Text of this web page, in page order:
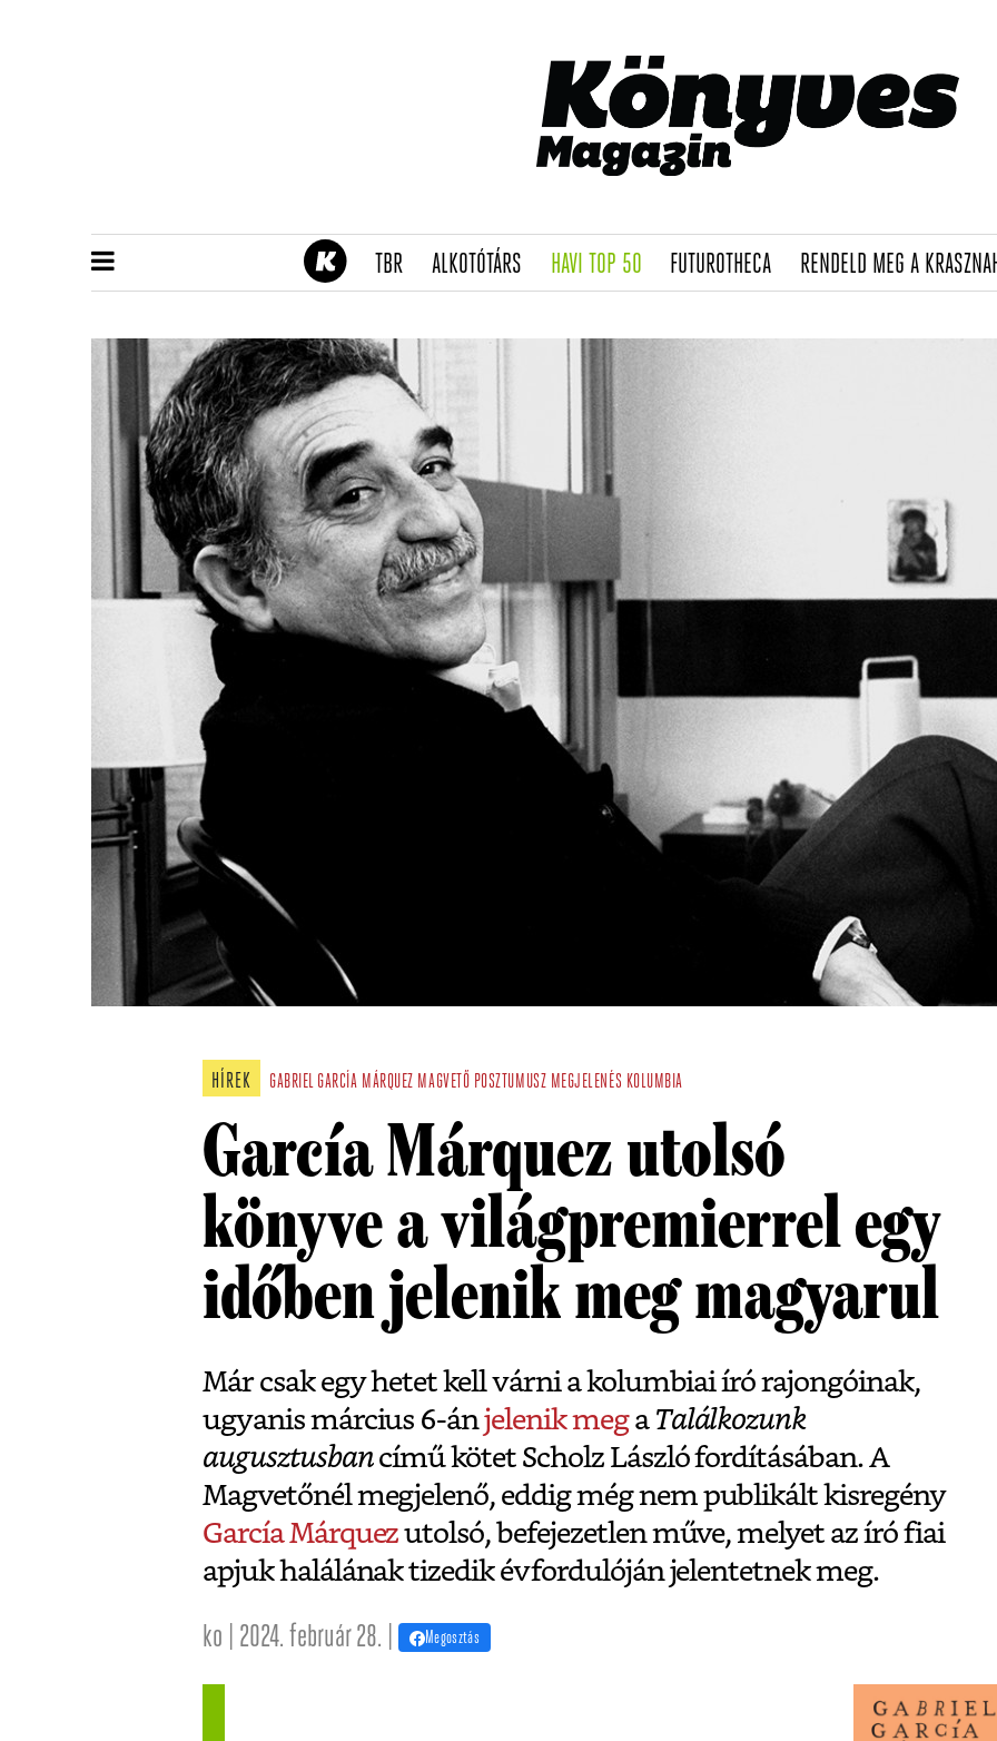
TBR(CURRENT)
ALKOTÓTÁRS(CURRENT)
HAVI TOP 50(CURRENT)
FUTUROTHECA(CURRENT)
RENDELD MEG A
HÍREK GABRIEL GARCÍA MÁRQUEZ MAGVETŐ POSZTUMUSZ MEGJELENÉS KOLUMBIA
García Márquez utolsó
könyve a világpremierrel egy
időben jelenik meg magyarul
Már csak egy hetet kell várni a kolumbiai író rajongóinak,
ugyanis március 6-ánjelenik mega Találkozunk
augusztusbancímű kötet Scholz László fordításában. A
Magvetőnél megjelenő, eddig még nem publikált kisregény
García Márquezutolsó, befejezetlen műve, melyet az író fiai
apjuk halálának tizedik évfordulóján jelentetnek meg.
ko | 2024. február 28. | Megosztás